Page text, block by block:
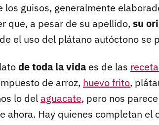
los guisos, generalmente
que, a pesar de su apellido, su
el uso del plátano autóctono se
de toda la vida es de las
de arroz, huevo frito,
lo del aguacate, pero nos
ahora. Hay quienes completan el